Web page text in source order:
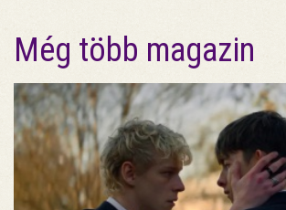
Még több magazin